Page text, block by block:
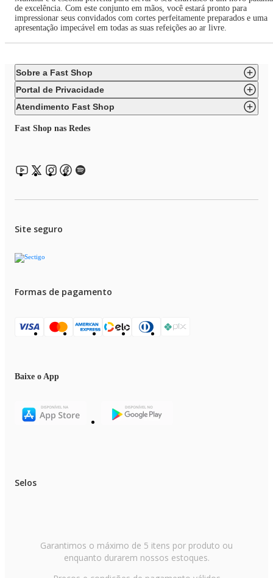
de excelência. Com este conjunto em mãos, você estará pronto para
impressionar seus convidados com cortes perfeitamente preparados e uma
apresentação impecável em todas as suas refeições ao ar livre.
Sobre a Fast Shop
Portal de Privacidade
Atendimento Fast Shop
Fast Shop nas Redes
Site seguro
Formas de pagamento
Baixe o App
Selos
Garantimos o máximo de 5 itens por produto ou
enquanto durarem nossos estoques.